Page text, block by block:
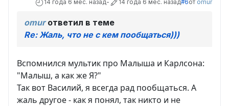
14 года 6 мес. назад- 14 года 6 мес. назад#6от omur
omurответил в теме
Re: Жаль, что не с кем пообщаться)))
Вспомнился мультик про Малыша и Карлсона:
"Малыш, а как же Я?"
Так вот Василий, я всегда рад пообщаться. А
жаль другое - как я понял, так никто и не